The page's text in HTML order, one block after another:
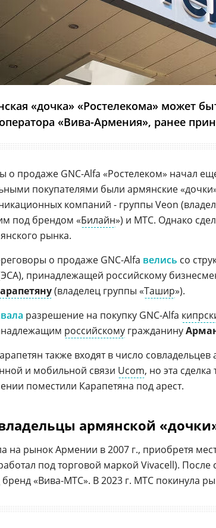
«дочка» «Ростелекома» может
оператора «Вива-Армения», ранее
о продаже GNC-Alfa «Ростелеком» начал
покупателями были армянские
компаний - группы Veon
под брендом «Билайн») и МТС. Однако
рынка.
о продаже GNC-Alfa велись со
принадлежащей российскому
(владелец группы «Ташир»).
разрешение на покупку GNC-Alfa
российскому гражданину
также входят в число
и мобильной связи Ucom, но эта
поместили Карапетяна под арест.
армянской
на рынок Армении в 2007 г., приобретя
под торговой маркой Vivacell).
бренд «Вива-МТС». В 2023 г. МТС покинула